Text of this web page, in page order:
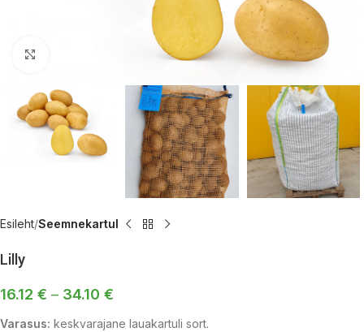
Esileht Seemnekartul
Lilly
16.12 € – 34.10 €
Varasus: keskvarajane lauakartuli sort.